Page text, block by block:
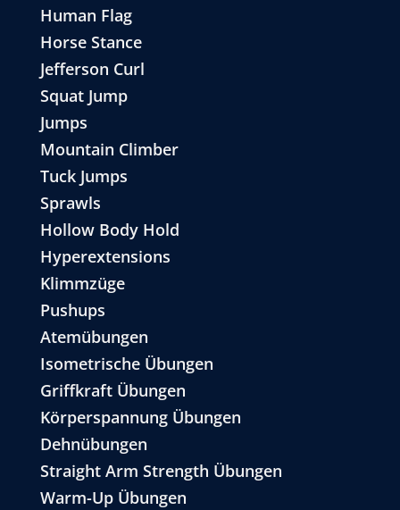
Human Flag
Horse Stance
Jefferson Curl
Squat Jump
Jumps
Mountain Climber
Tuck Jumps
Sprawls
Hollow Body Hold
Hyperextensions
Klimmzüge
Pushups
Atemübungen
Isometrische Übungen
Griffkraft Übungen
Körperspannung Übungen
Dehnübungen
Straight Arm Strength Übungen
Warm-Up Übungen